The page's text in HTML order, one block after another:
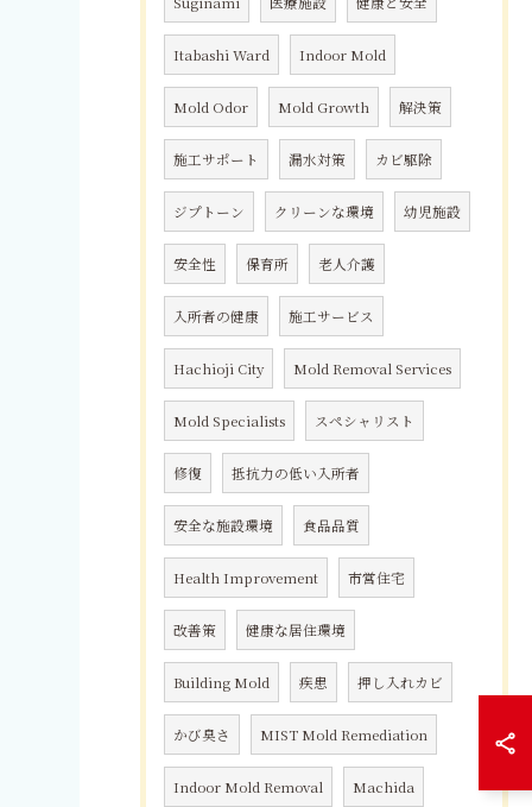
Itabashi Ward Indoor Mold
Mold Odor Mold Growth 解決策
施工サポート 漏水対策 カビ駆除
ジプトーン クリーンな環境 幼児施設
安全性 保育所 老人介護
入所者の健康 施工サービス
Hachioji City Mold Removal Services
Mold Specialists スペシャリスト
修復 抵抗力の低い入所者
安全な施設環境 食品品質
Health Improvement 市営住宅
改善策 健康な居住環境
Building Mold 疾患 押し入れカビ
かび臭さ MIST Mold Remediation
Indoor Mold Removal Machida